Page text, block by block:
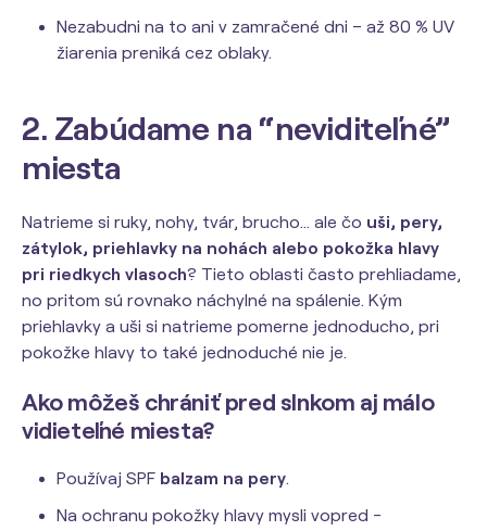
Nezabudni na to ani v zamračené dni – až 80 % UV
žiarenia preniká cez oblaky.
2. Zabúdame na “neviditeľné”
miesta
Natrieme si ruky, nohy, tvár, brucho... ale čo uši, pery,
zátylok, priehlavky na nohách alebo pokožka hlavy
pri riedkych vlasoch? Tieto oblasti často prehliadame,
no pritom sú rovnako náchylné na spálenie. Kým
priehlavky a uši si natrieme pomerne jednoducho, pri
pokožke hlavy to také jednoduché nie je.
Ako môžeš chrániť pred slnkom aj málo
vidieteľné miesta?
Používaj SPF balzam na pery.
Na ochranu pokožky hlavy mysli vopred -